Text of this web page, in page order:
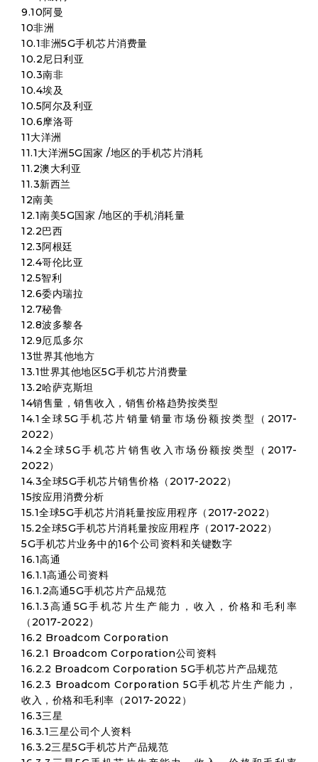
9.10阿曼
10非洲
10.1非洲5G手机芯片消费量
10.2尼日利亚
10.3南非
10.4埃及
10.5阿尔及利亚
10.6摩洛哥
11大洋洲
11.1大洋洲5G国家 /地区的手机芯片消耗
11.2澳大利亚
11.3新西兰
12南美
12.1南美5G国家 /地区的手机消耗量
12.2巴西
12.3阿根廷
12.4哥伦比亚
12.5智利
12.6委内瑞拉
12.7秘鲁
12.8波多黎各
12.9厄瓜多尔
13世界其他地方
13.1世界其他地区5G手机芯片消费量
13.2哈萨克斯坦
14销售量，销售收入，销售价格趋势按类型
14.1全球5G手机芯片销量销量市场份额按类型（2017-
2022）
14.2全球5G手机芯片销售收入市场份额按类型（2017-
2022）
14.3全球5G手机芯片销售价格（2017-2022）
15按应用消费分析
15.1全球5G手机芯片消耗量按应用程序（2017-2022）
15.2全球5G手机芯片消耗量按应用程序（2017-2022）
5G手机芯片业务中的16个公司资料和关键数字
16.1高通
16.1.1高通公司资料
16.1.2高通5G手机芯片产品规范
16.1.3高通5G手机芯片生产能力，收入，价格和毛利率
（2017-2022）
16.2 Broadcom Corporation
16.2.1 Broadcom Corporation公司资料
16.2.2 Broadcom Corporation 5G手机芯片产品规范
16.2.3 Broadcom Corporation 5G手机芯片生产能力，
收入，价格和毛利率（2017-2022）
16.3三星
16.3.1三星公司个人资料
16.3.2三星5G手机芯片产品规范